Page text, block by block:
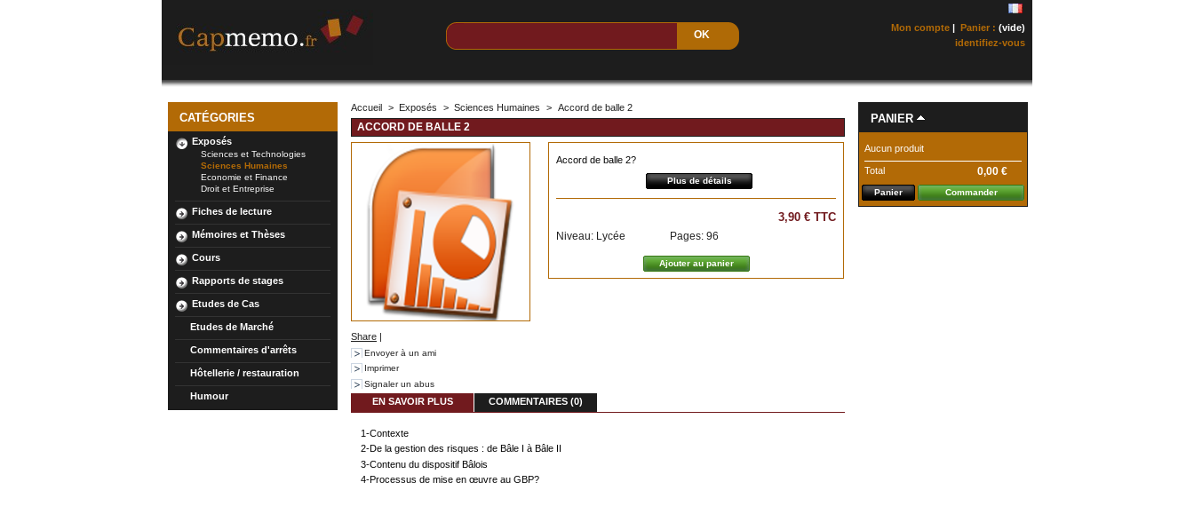
Mon compte | Panier : (vide)
identifiez-vous
CATÉGORIES
Exposés
Sciences et Technologies
Sciences Humaines
Economie et Finance
Droit et Entreprise
Fiches de lecture
Mémoires et Thèses
Cours
Rapports de stages
Etudes de Cas
Etudes de Marché
Commentaires d'arrêts
Hôtellerie / restauration
Humour
Accueil > Exposés > Sciences Humaines > Accord de balle 2
ACCORD DE BALLE 2
Share |
Envoyer à un ami
Imprimer
Signaler un abus
Accord de balle 2?
Plus de détails
3,90 € TTC
Niveau: Lycée
Pages: 96
EN SAVOIR PLUS COMMENTAIRES (0)
1-Contexte
2-De la gestion des risques : de Bâle I à Bâle II
3-Contenu du dispositif Bâlois
4-Processus de mise en œuvre au GBP?
PANIER
Aucun produit
Total 0,00 €
Panier Commander